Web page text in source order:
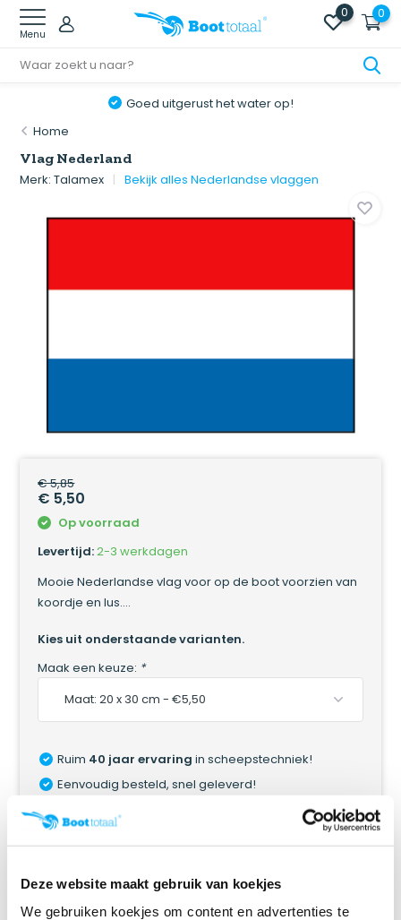
Deze website maakt gebruik van koekjes
We gebruiken koekjes om content en advertenties te
Menu
0 0
Goed uitgerust het water op!
Home
Vlag Nederland
Merk:Talamex Bekijk alles Nederlandse vlaggen
€ 5,85
€ 5,50
Op voorraad
Levertijd:2-3 werkdagen
Mooie Nederlandse vlag voor op de boot voorzien van
koordje en lus....
Kies uit onderstaande varianten.
Maak een keuze: *
Ruim 40 jaar ervaringin scheepstechniek!
Eenvoudig besteld, snel geleverd!